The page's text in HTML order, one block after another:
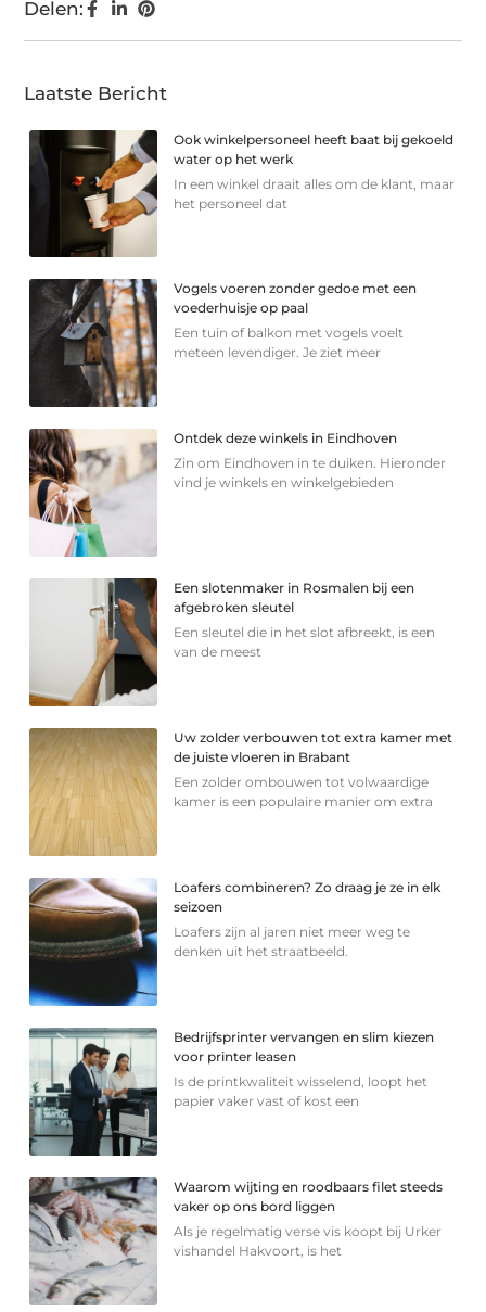
Delen:
Laatste Bericht
Ook winkelpersoneel heeft baat bij gekoeld
water op het werk
In een winkel draait alles om de klant, maar
het personeel dat
Vogels voeren zonder gedoe met een
voederhuisje op paal
Een tuin of balkon met vogels voelt
meteen levendiger. Je ziet meer
Ontdek deze winkels in Eindhoven
Zin om Eindhoven in te duiken. Hieronder
vind je winkels en winkelgebieden
Een slotenmaker in Rosmalen bij een
afgebroken sleutel
Een sleutel die in het slot afbreekt, is een
van de meest
Uw zolder verbouwen tot extra kamer met
de juiste vloeren in Brabant
Een zolder ombouwen tot volwaardige
kamer is een populaire manier om extra
Loafers combineren? Zo draag je ze in elk
seizoen
Loafers zijn al jaren niet meer weg te
denken uit het straatbeeld.
Bedrijfsprinter vervangen en slim kiezen
voor printer leasen
Is de printkwaliteit wisselend, loopt het
papier vaker vast of kost een
Waarom wijting en roodbaars filet steeds
vaker op ons bord liggen
Als je regelmatig verse vis koopt bij Urker
vishandel Hakvoort, is het